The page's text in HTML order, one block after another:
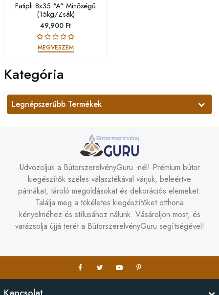
Fatipli 8x35 "A" Minőségű
(15kg/zsák)
49,900 Ft
MEGVESZEM
Kategória
Legnépszerűbb Termékek
Üdvözöljük a BútorszerelvényGuru -nél! Prémium bútor
kiegészítők széles választékával várjuk, beleértve
párnákat, tároló megoldásokat és dekorációs elemeket.
Találja meg a tökéletes kiegészítőket otthona
kényelméhez és stílusához nálunk. Vásároljon most, és
varázsolja újjá terét a BútorszerelvényGuru segítségével!